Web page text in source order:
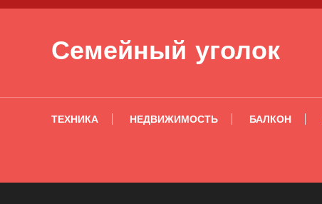
Перейти к содержимому
Семейный уголок
ТЕХНИКА НЕДВИЖИМОСТЬ БАЛКОН